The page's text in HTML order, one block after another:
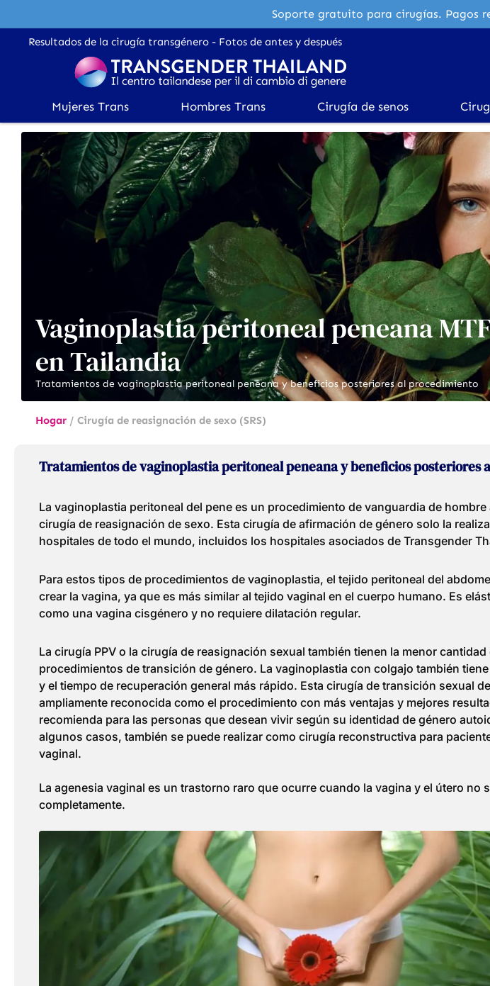
Soporte gratuito para cirugías. Pagos
Resultados de la cirugía transgénero - Fotos de antes y después
Mujeres Trans Hombres Trans Cirugía de senos
Vaginoplastia peritoneal peneana
en Tailandia
Tratamientos de vaginoplastia peritoneal peneana y beneficios posteriores al procedimiento
Hogar / Cirugía de reasignación de sexo (SRS)
Tratamientos de vaginoplastia peritoneal peneana y beneficios posteriores
La vaginoplastia peritoneal del pene es un procedimiento de vanguardia de hombre
cirugía de reasignación de sexo. Esta cirugía de afirmación de género solo la
hospitales de todo el mundo, incluidos los hospitales asociados de Transgender
Para estos tipos de procedimientos de vaginoplastia, el tejido peritoneal del
crear la vagina, ya que es más similar al tejido vaginal en el cuerpo humano. Es
como una vagina cisgénero y no requiere dilatación regular.
La cirugía PPV o la cirugía de reasignación sexual también tienen la menor
procedimientos de transición de género. La vaginoplastia con colgajo también
y el tiempo de recuperación general más rápido. Esta cirugía de transición sexual
ampliamente reconocida como el procedimiento con más ventajas y mejores
recomienda para las personas que desean vivir según su identidad de género
algunos casos, también se puede realizar como cirugía reconstructiva para
vaginal.
La agenesia vaginal es un trastorno raro que ocurre cuando la vagina y el útero no
completamente.